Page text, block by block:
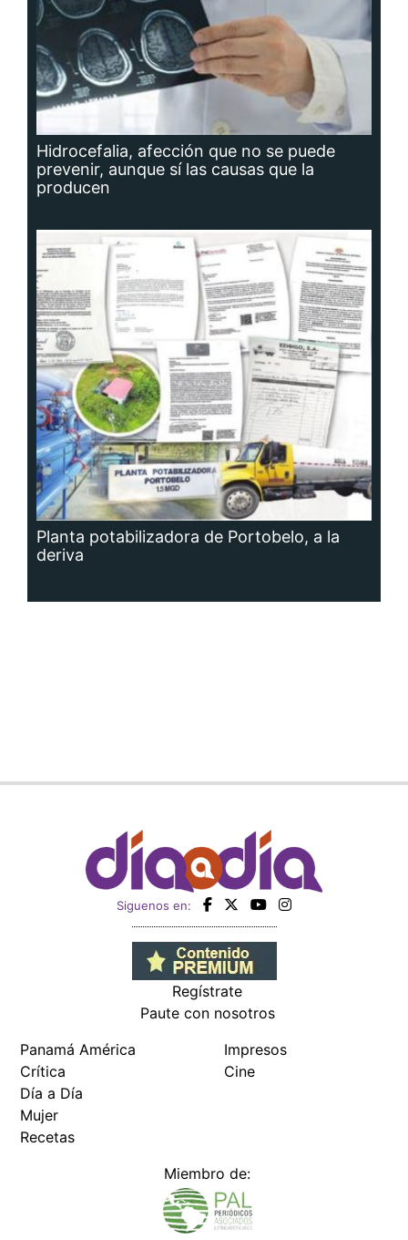
Hidrocefalia, afección que no se puede
prevenir, aunque sí las causas que la
producen
Planta potabilizadora de Portobelo, a la
deriva
Siguenos en:
Regístrate
Paute con nosotros
Panamá América
Crítica
Día a Día
Mujer
Recetas
Impresos
Cine
Miembro de: